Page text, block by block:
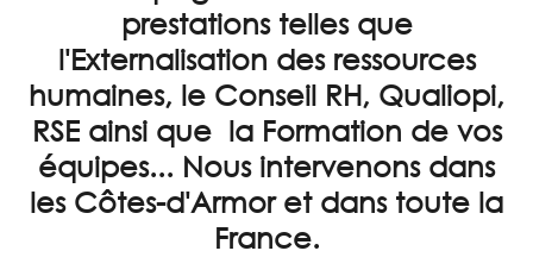
prestations telles que
l'Externalisation des ressources
humaines, le Conseil RH, Qualiopi,
RSE ainsi que la Formation de vos
équipes... Nous intervenons dans
les Côtes-d'Armor et dans toute la
France.